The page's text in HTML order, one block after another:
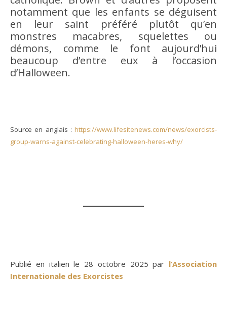
notamment que les enfants se déguisent
en leur saint préféré plutôt qu’en
monstres macabres, squelettes ou
démons, comme le font aujourd’hui
beaucoup d’entre eux à l’occasion
d’Halloween.
Source en anglais : https://www.lifesitenews.com/news/exorcists-
group-warns-against-celebrating-halloween-heres-why/
Publié en italien le 28 octobre 2025 par l’Association
Internationale des Exorcistes